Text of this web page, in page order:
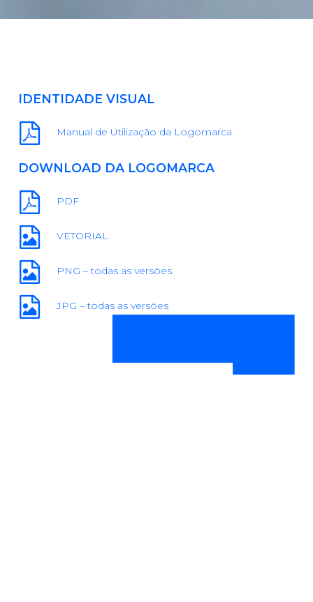
IDENTIDADE VISUAL
Manual de Utilização da Logomarca
DOWNLOAD DA LOGOMARCA
PDF
VETORIAL
PNG – todas as versões
JPG – todas as versões